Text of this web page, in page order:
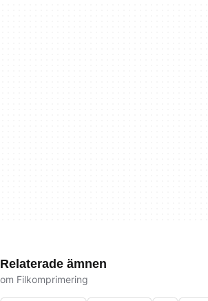
Relaterade ämnen
om Filkomprimering